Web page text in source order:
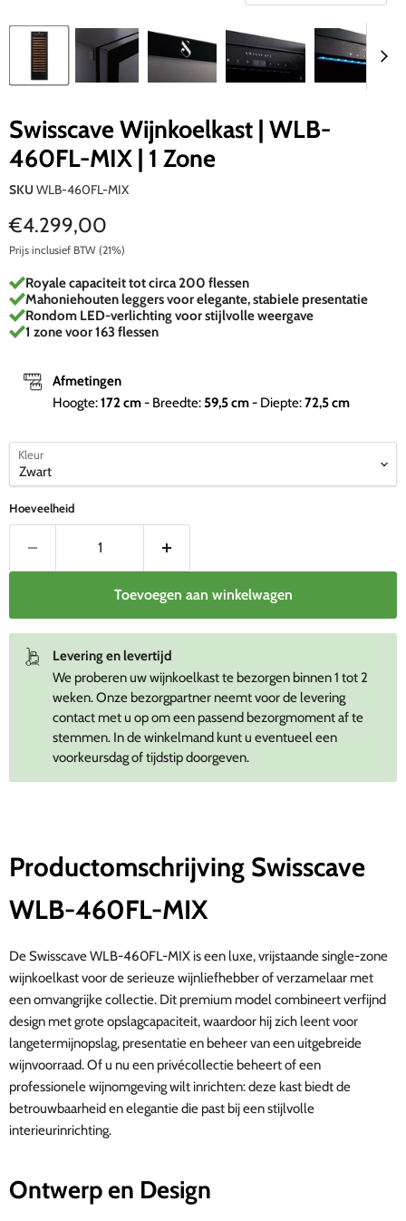
Swisscave Wijnkoelkast | WLB-
460FL-MIX | 1 Zone
SKU WLB-460FL-MIX
Huidige prijs
€4.299,00
Prijs inclusief BTW (21%)
Royale capaciteit tot circa 200 flessen
Mahoniehouten leggers voor elegante, stabiele presentatie
Rondom LED-verlichting voor stijlvolle weergave
1 zone voor 163 flessen
Afmetingen
Hoogte:172cm- Breedte:59,5cm- Diepte:72,5cm
Kleur
Hoeveelheid
Toevoegen aan winkelwagen
Levering en levertijd
We proberen uw wijnkoelkast te bezorgen binnen 1 tot 2
weken. Onze bezorgpartner neemt voor de levering
contact met u op om een passend bezorgmoment af te
stemmen. In de winkelmand kunt u eventueel een
voorkeursdag of tijdstip doorgeven.
Productomschrijving Swisscave
WLB-460FL-MIX
De Swisscave WLB-460FL-MIX is een luxe, vrijstaande single-zone
wijnkoelkast voor de serieuze wijnliefhebber of verzamelaar met
een omvangrijke collectie. Dit premium model combineert verfijnd
design met grote opslagcapaciteit, waardoor hij zich leent voor
langetermijnopslag, presentatie en beheer van een uitgebreide
wijnvoorraad. Of u nu een privécollectie beheert of een
professionele wijnomgeving wilt inrichten: deze kast biedt de
betrouwbaarheid en elegantie die past bij een stijlvolle
interieurinrichting.
Ontwerp en Design